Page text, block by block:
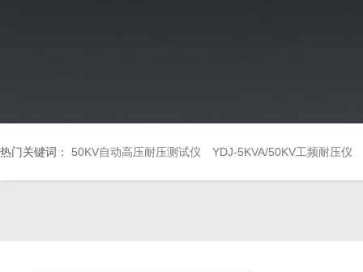
热门关键词： 50KV自动高压耐压测试仪 YDJ-5KVA/50KV工频耐压仪